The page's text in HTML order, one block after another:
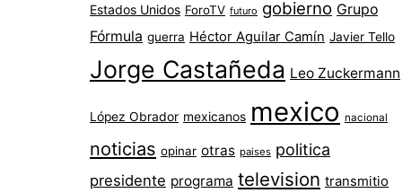
Estados Unidos ForoTV futuro gobierno Grupo
Fórmula guerra Héctor Aguilar Camín Javier Tello
Jorge Castañeda Leo Zuckermann
López Obrador mexicanos mexico nacional
noticias opinar otras paises politica
presidente programa television transmitio